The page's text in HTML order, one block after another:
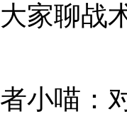
家聊战
喵：对